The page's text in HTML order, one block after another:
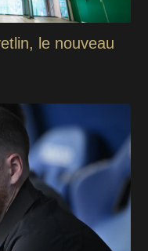
le nouveau